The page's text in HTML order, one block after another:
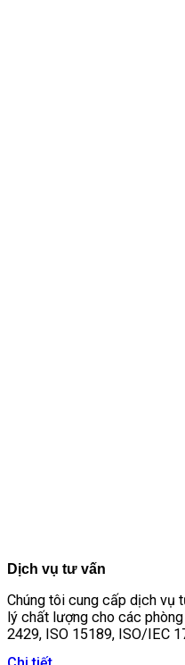
Dịch vụ tư vấn
Chúng tôi cung cấp dịch vụ
lý chất lượng cho các
2429, ISO 15189, ISO/IEC